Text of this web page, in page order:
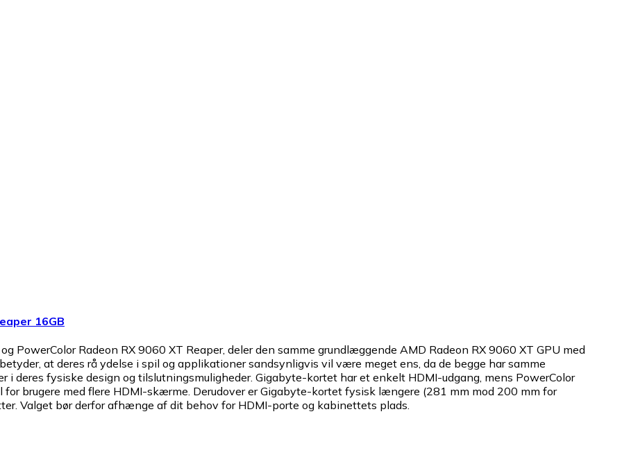
16GB
PowerColor Radeon RX 9060 XT Reaper, deler den samme grundlæggende AMD Radeon RX 9060 XT GPU med
at deres rå ydelse i spil og applikationer sandsynligvis vil være meget ens, da de begge har samme
deres fysiske design og tilslutningsmuligheder. Gigabyte-kortet har et enkelt HDMI-udgang, mens PowerColor
brugere med flere HDMI-skærme. Derudover er Gigabyte-kortet fysisk længere (281 mm mod 200 mm for
Valget bør derfor afhænge af dit behov for HDMI-porte og kabinettets plads.